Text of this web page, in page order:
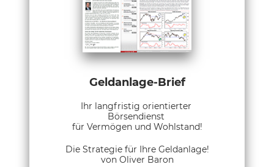
Geldanlage-Brief
Ihr langfristig orientierter
Börsendienst
für Vermögen und Wohlstand!
Die Strategie für Ihre Geldanlage!
von Oliver Baron